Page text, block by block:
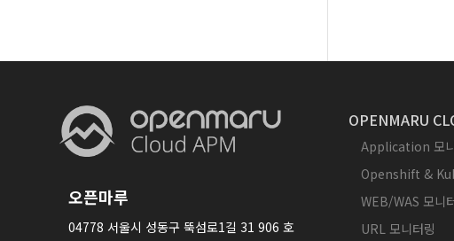
오픈마루
04778 서울시 성동구 뚝섬로1길 31 906 호
OPENMARU
Application 모
Openshift &
WEB/WAS 모니
URL 모니터링